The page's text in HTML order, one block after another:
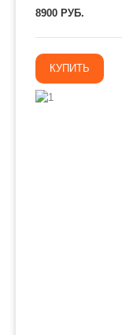
8900 РУБ.
КУПИТЬ